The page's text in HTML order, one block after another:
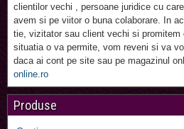
clientilor vechi , persoane juridice cu
avem si pe viitor o buna colaborare. In
tie, vizitator sau client vechi si promitem
situatia o va permite, vom reveni si va
daca ai cont pe site sau pe magazinul
online.ro
Produse